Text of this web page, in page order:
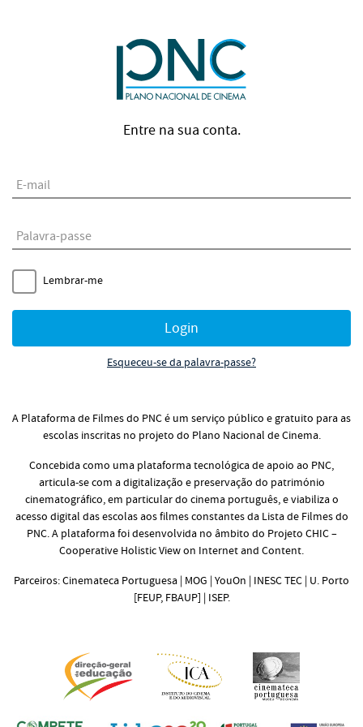
Entre na sua conta.
E-mail
Palavra-passe
Lembrar-me
Login
Esqueceu-se da palavra-passe?
A Plataforma de Filmes do PNC é um serviço público e gratuito para as
escolas inscritas no projeto do Plano Nacional de Cinema.
Concebida como uma plataforma tecnológica de apoio ao PNC,
articula-se com a digitalização e preservação do património
cinematográfico, em particular do cinema português, e viabiliza o
acesso digital das escolas aos filmes constantes da Lista de Filmes do
PNC. A plataforma foi desenvolvida no âmbito do Projeto CHIC –
Cooperative Holistic View on Internet and Content.
Parceiros: Cinemateca Portuguesa | MOG | YouOn | INESC TEC | U. Porto
[FEUP, FBAUP] | ISEP.